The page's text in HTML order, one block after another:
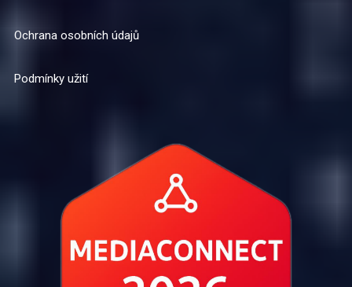
Ochrana osobních údajů
Podmínky užití